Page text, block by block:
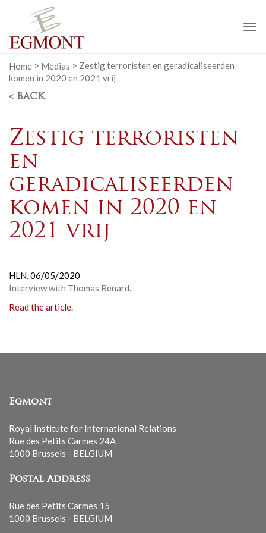
Home > Medias > Zestig terroristen en geradicaliseerden
komen in 2020 en 2021 vrij
< BACK
Zestig terroristen
en
geradicaliseerden
komen in 2020 en
2021 vrij
HLN,06/05/2020
Interview with Thomas Renard.
Read the article.
Egmont
Royal Institute for International Relations
Rue des Petits Carmes 24A
1000 Brussels - BELGIUM
Postal Address
Rue des Petits Carmes 15
1000 Brussels - BELGIUM